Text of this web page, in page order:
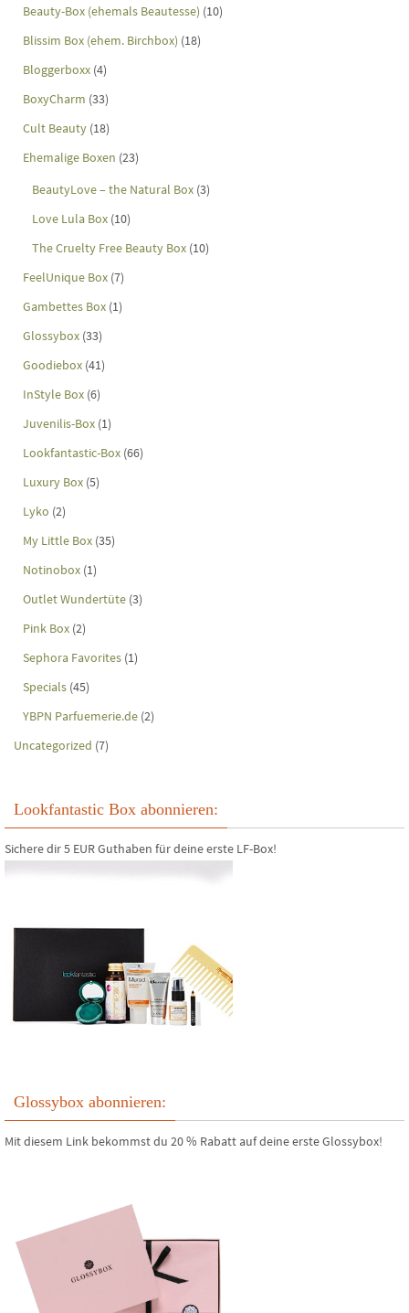
Beauty-Box (ehemals Beautesse) (10)
Blissim Box (ehem. Birchbox) (18)
Bloggerboxx (4)
BoxyCharm (33)
Cult Beauty (18)
Ehemalige Boxen (23)
BeautyLove – the Natural Box (3)
Love Lula Box (10)
The Cruelty Free Beauty Box (10)
FeelUnique Box (7)
Gambettes Box (1)
Glossybox (33)
Goodiebox (41)
InStyle Box (6)
Juvenilis-Box (1)
Lookfantastic-Box (66)
Luxury Box (5)
Lyko (2)
My Little Box (35)
Notinobox (1)
Outlet Wundertüte (3)
Pink Box (2)
Sephora Favorites (1)
Specials (45)
YBPN Parfuemerie.de (2)
Uncategorized (7)
Lookfantastic Box abonnieren:
Sichere dir 5 EUR Guthaben für deine erste LF-Box!
Glossybox abonnieren:
Mit diesem Link bekommst du 20 % Rabatt auf deine erste Glossybox!